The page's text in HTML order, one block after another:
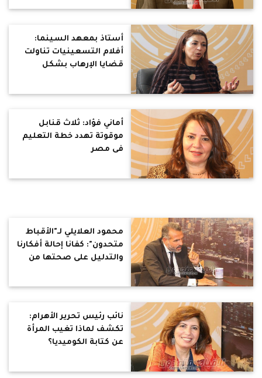
أستاذ بمعهد السينما:
أفلام التسعينيات تناولت
قضايا الإرهاب بشكل
أماني فؤاد: ثلاث قنابل
موقوتة تهدد خطة التعليم
فى مصر
محمود العلايلي لـ"الأقباط
متحدون": كفانا إحالة أفكارنا
والتدليل على صحتها من
نائب رئيس تحرير الأهرام:
تكشف لماذا تغيب المرأة
عن كتابة الكوميديا؟